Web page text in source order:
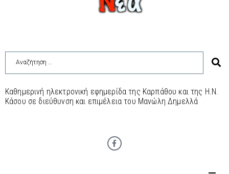
Καθημερινή ηλεκτρονική εφημερίδα της Καρπάθου και της Η.Ν.
Κάσου σε διεύθυνση και επιμέλεια του Μανώλη Δημελλά